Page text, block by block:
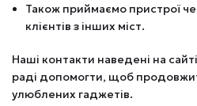
Також приймаємо пристрої
клієнтів з інших міст.
Наші контакти наведені на
раді допомогти, щоб
улюблених гаджетів.